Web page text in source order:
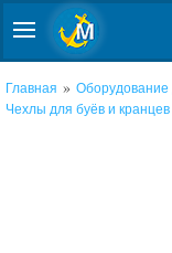
Главная » Оборудование
Чехлы для буёв и кранцев